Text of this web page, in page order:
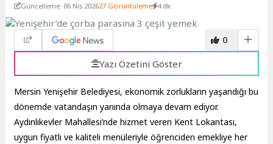
Güncelleme: 06 Nis 202627 Görüntüleme 4 dk.
0
Yazı Özetini Göster
Mersin Yenişehir Belediyesi, ekonomik zorlukların yaşandığı bu
dönemde vatandaşın yanında olmaya devam ediyor.
Aydınlıkevler Mahallesi’nde hizmet veren Kent Lokantası,
uygun fiyatlı ve kaliteli menüleriyle öğrenciden emekliye her